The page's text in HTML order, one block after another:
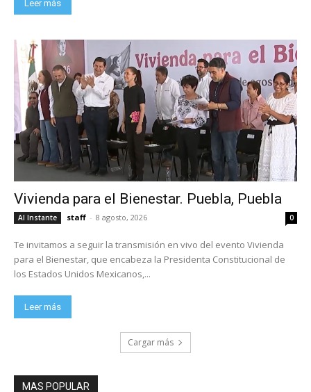
Leer más
Vivienda para el Bienestar. Puebla, Puebla
Al Instante staff - 8 agosto, 2026 0
Te invitamos a seguir la transmisión en vivo del evento Vivienda
para el Bienestar, que encabeza la Presidenta Constitucional de
los Estados Unidos Mexicanos,...
Leer más
Cargar más
MAS POPULAR